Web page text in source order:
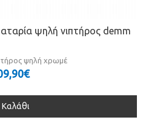
ψηλή νιπτήρος demm
ψηλή χρωμέ
Καλάθι